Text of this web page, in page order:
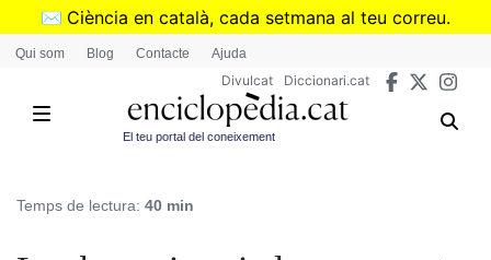
Vés
✉️ Ciència en català, cada setmana al teu correu.
➜Subscriu-te al butlletí de Divulcat
Qui som Blog Contacte Ajuda
Divulcat Diccionari.cat
El teu portal del coneixement
Temps de lectura: 40 min